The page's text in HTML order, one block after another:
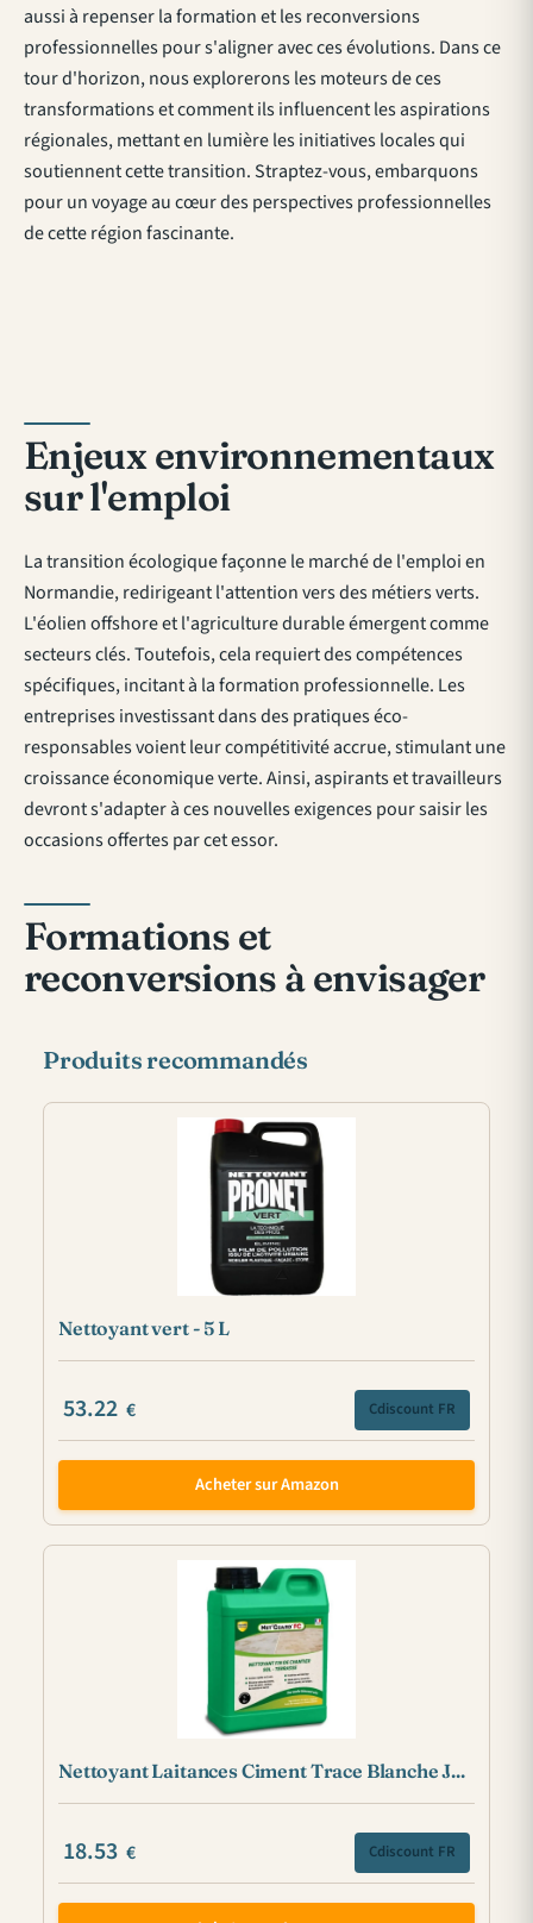
aussi à repenser la formation et les reconversions
professionnelles pour s'aligner avec ces évolutions. Dans ce
tour d'horizon, nous explorerons les moteurs de ces
transformations et comment ils influencent les aspirations
régionales, mettant en lumière les initiatives locales qui
soutiennent cette transition. Straptez-vous, embarquons
pour un voyage au cœur des perspectives professionnelles
de cette région fascinante.
Enjeux environnementaux
sur l'emploi
La transition écologique façonne le marché de l'emploi en
Normandie, redirigeant l'attention vers des métiers verts.
L'éolien offshore et l'agriculture durable émergent comme
secteurs clés. Toutefois, cela requiert des compétences
spécifiques, incitant à la formation professionnelle. Les
entreprises investissant dans des pratiques éco-
responsables voient leur compétitivité accrue, stimulant une
croissance économique verte. Ainsi, aspirants et travailleurs
devront s'adapter à ces nouvelles exigences pour saisir les
occasions offertes par cet essor.
Formations et
reconversions à envisager
Produits recommandés
Nettoyant vert - 5 L
53.22 € Cdiscount FR
Acheter sur Amazon
Nettoyant Laitances Ciment Trace Blanche J...
18.53 € Cdiscount FR